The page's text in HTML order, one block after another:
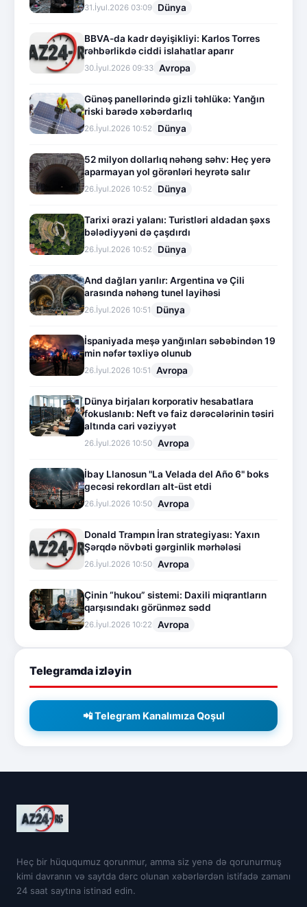
31.İyul.2026 03:09 Dünya
BBVA-da kadr dəyişikliyi: Karlos Torres
rəhbərlikdə ciddi islahatlar aparır
30.İyul.2026 09:33 Avropa
Günəş panellərində gizli təhlükə: Yanğın
riski barədə xəbərdarlıq
26.İyul.2026 10:52 Dünya
52 milyon dollarlıq nəhəng səhv: Heç yerə
aparmayan yol görənləri heyrətə salır
26.İyul.2026 10:52 Dünya
Tarixi ərazi yalanı: Turistləri aldadan şəxs
bələdiyyəni də çaşdırdı
26.İyul.2026 10:52 Dünya
And dağları yarılır: Argentina və Çili
arasında nəhəng tunel layihəsi
26.İyul.2026 10:51 Dünya
İspaniyada meşə yanğınları səbəbindən 19
min nəfər təxliyə olunub
26.İyul.2026 10:51 Avropa
Dünya birjaları korporativ hesabatlara
fokuslanıb: Neft və faiz dərəcələrinin təsiri
altında cari vəziyyət
26.İyul.2026 10:50 Avropa
İbay Llanosun "La Velada del Año 6" boks
gecəsi rekordları alt-üst etdi
26.İyul.2026 10:50 Avropa
Donald Trampın İran strategiyası: Yaxın
Şərqdə növbəti gərginlik mərhələsi
26.İyul.2026 10:50 Avropa
Çinin “hukou” sistemi: Daxili miqrantların
qarşısındakı görünməz sədd
26.İyul.2026 10:22 Avropa
Telegramda izləyin
📲 Telegram Kanalımıza Qoşul
Heç bir hüququmuz qorunmur, amma siz yenə də qorunurmuş
kimi davranın və saytda dərc olunan xəbərlərdən istifadə zamanı
24 saat saytına istinad edin.